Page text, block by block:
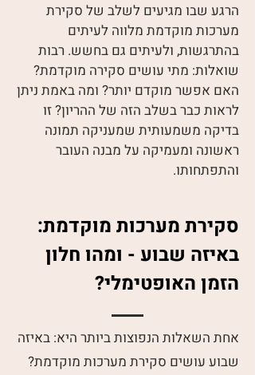
הרגע שבו מגיעים לשלב של סקירת
מערכות מוקדמת מלווה לעיתים
בהתרגשות, ולעיתים גם בחשש. רבות
שואלות: מתי עושים סקירה מוקדמת?
האם אפשר מוקדם יותר? ומה באמת ניתן
לראות כבר בשלב הזה של ההריון? זו
בדיקה משמעותית שמעניקה תמונה
ראשונה ומעמיקה על מבנה העובר
והתפתחותו.
סקירת מערכות מוקדמת:
באיזה שבוע - ומהו חלון
הזמן האופטימלי?
אחת השאלות הנפוצות ביותר היא: באיזה
שבוע עושים סקירת מערכות מוקדמת?